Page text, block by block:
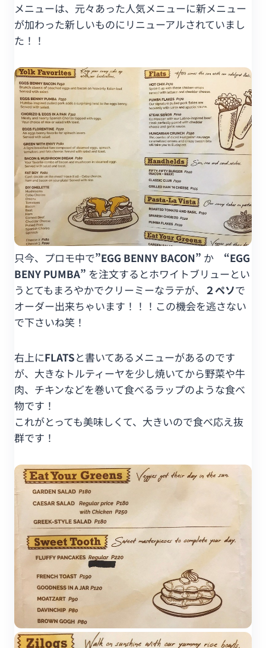
メニューは、元々あった人気メニューに新メニュー
が加わった新しいものにリニューアルされていまし
た！！
只今、プロモ中で”EGG BENNY BACON” か “EGG
BENY PUMBA” を注文するとホワイトブリューとい
うとてもまろやかでクリーミーなラテが、 ２ペソで
オーダー出来ちゃいます！！！この機会を逃さない
で下さいね笑！
右上にFLATSと書いてあるメニューがあるのです
が、大きなトルティーヤを少し焼いてから野菜や牛
肉、チキンなどを巻いて食べるラップのような食べ
物です！
これがとっても美味しくて、大きいので食べ応え抜
群です！